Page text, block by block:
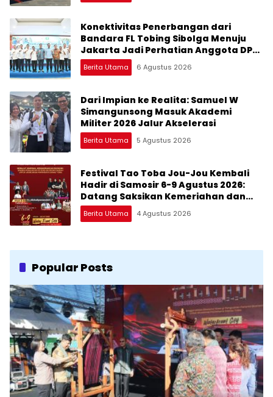
Konektivitas Penerbangan dari
Bandara FL Tobing Sibolga Menuju
Jakarta Jadi Perhatian Anggota DPR
RI Muhammad Lokot Nasution
Berita Utama 6 Agustus 2026
Dari Impian ke Realita: Samuel W
Simangunsong Masuk Akademi
Militer 2026 Jalur Akselerasi
Berita Utama 5 Agustus 2026
Festival Tao Toba Jou-Jou Kembali
Hadir di Samosir 6-9 Agustus 2026:
Datang Saksikan Kemeriahan dan
Raih Peluangnya
Berita Utama 4 Agustus 2026
Popular Posts